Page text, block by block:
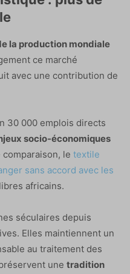
la production mondiale
ce marché
avec une contribution de
30 000 emplois directs
socio-économiques
comparaison, le textile
sans accord avec les
africains.
séculaires depuis
Elles maintiennent un
au traitement des
une tradition